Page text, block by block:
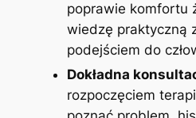
poprawie komfortu
wiedzę praktyczną
podejściem do
Dokładna
rozpoczęciem